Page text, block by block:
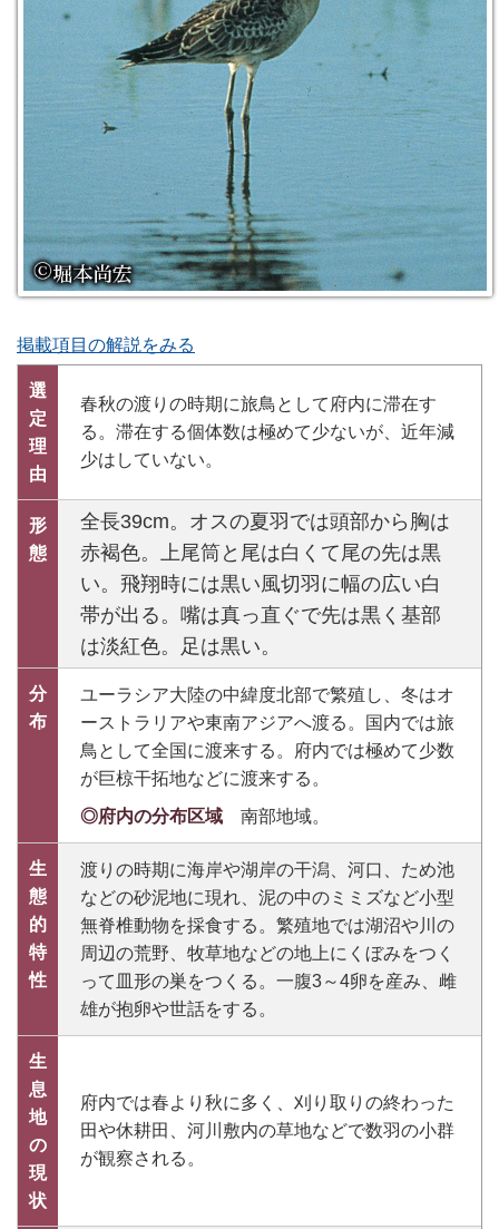
掲載項目の解説をみる
選
定
理
由
春秋の渡りの時期に旅鳥として府内に滞在す
る。滞在する個体数は極めて少ないが、近年減
少はしていない。
形
態
全長39cm。オスの夏羽では頭部から胸は
赤褐色。上尾筒と尾は白くて尾の先は黒
い。飛翔時には黒い風切羽に幅の広い白
帯が出る。嘴は真っ直ぐで先は黒く基部
は淡紅色。足は黒い。
分
布
ユーラシア大陸の中緯度北部で繁殖し、冬はオ
ーストラリアや東南アジアへ渡る。国内では旅
鳥として全国に渡来する。府内では極めて少数
が巨椋干拓地などに渡来する。
◎府内の分布区域 南部地域。
生
態
的
特
性
渡りの時期に海岸や湖岸の干潟、河口、ため池
などの砂泥地に現れ、泥の中のミミズなど小型
無脊椎動物を採食する。繁殖地では湖沼や川の
周辺の荒野、牧草地などの地上にくぼみをつく
って皿形の巣をつくる。一腹3～4卵を産み、雌
雄が抱卵や世話をする。
生
息
地
の
現
状
府内では春より秋に多く、刈り取りの終わった
田や休耕田、河川敷内の草地などで数羽の小群
が観察される。